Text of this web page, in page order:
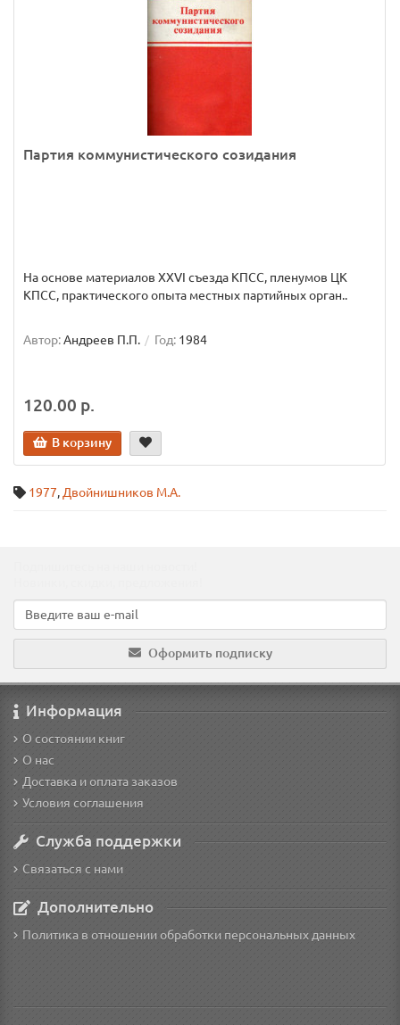
Партия коммунистического созидания
На основе материалов XXVI съезда КПСС, пленумов ЦК
КПСС, практического опыта местных партийных орган..
Автор:Андреев П.П. Год: 1984
120.00 р.
В корзину
1977, Двойнишников М.А.
Оформить подписку
Информация
О состоянии книг
О нас
Доставка и оплата заказов
Условия соглашения
Служба поддержки
Связаться с нами
Дополнительно
Политика в отношении обработки персональных данных